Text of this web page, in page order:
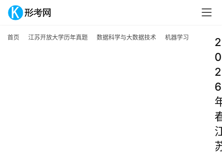
首页 江苏开放大学历年真题 数据科学与大数据技术 机器学习
2
0
2
6